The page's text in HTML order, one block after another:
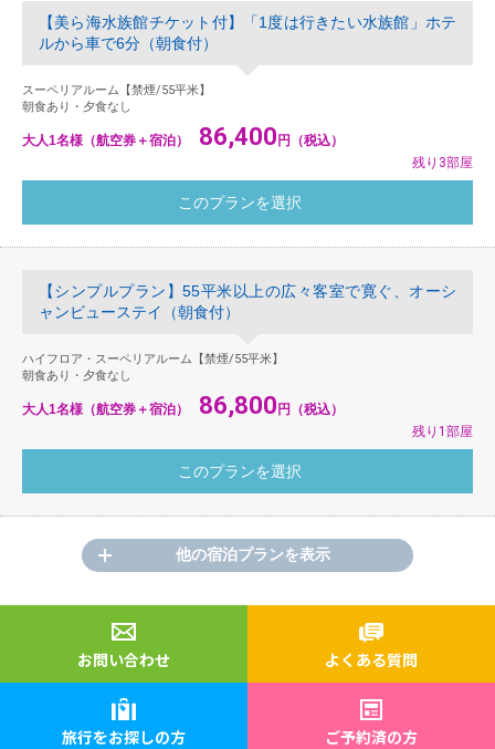
【美ら海水族館チケット付】「1度は行きたい水族館」ホテ
ルから車で6分（朝食付）
スーペリアルーム【禁煙/55平米】
朝食あり・夕食なし
大人1名様（航空券＋宿泊） 86,400円（税込）
残り3部屋
【シンプルプラン】55平米以上の広々客室で寛ぐ、オーシ
ャンビューステイ（朝食付）
ハイフロア・スーペリアルーム【禁煙/55平米】
朝食あり・夕食なし
大人1名様（航空券＋宿泊） 86,800円（税込）
残り1部屋
他の宿泊プランを表示
お問い合わせ よくある質問
旅行をお探しの方 ご予約済の方